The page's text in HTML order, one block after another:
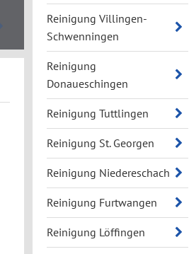
Reinigung Villingen-
Schwenningen
Reinigung
Donaueschingen
Reinigung Tuttlingen
Reinigung St. Georgen
Reinigung Niedereschach
Reinigung Furtwangen
Reinigung Löffingen